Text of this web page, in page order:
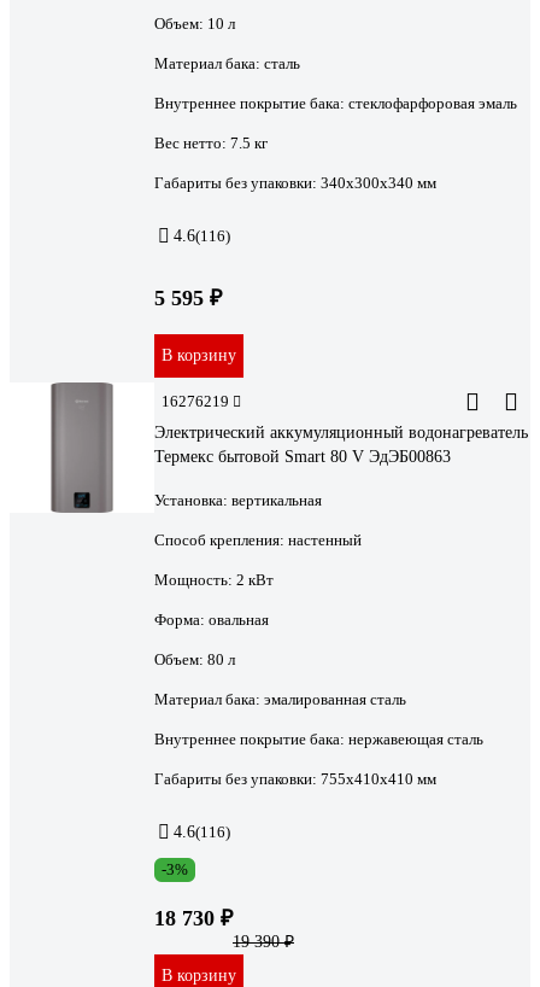
Объем: 10 л
Материал бака: сталь
Внутреннее покрытие бака: стеклофарфоровая эмаль
Вес нетто: 7.5 кг
Габариты без упаковки: 340х300х340 мм
4.6(116)
5 595 ₽
В корзину
16276219
Электрический аккумуляционный водонагреватель
Термекс бытовой Smart 80 V ЭдЭБ00863
Установка: вертикальная
Способ крепления: настенный
Мощность: 2 кВт
Форма: овальная
Объем: 80 л
Материал бака: эмалированная сталь
Внутреннее покрытие бака: нержавеющая сталь
Габариты без упаковки: 755х410х410 мм
4.6(116)
-3%
18 730 ₽
19 390 ₽
В корзину